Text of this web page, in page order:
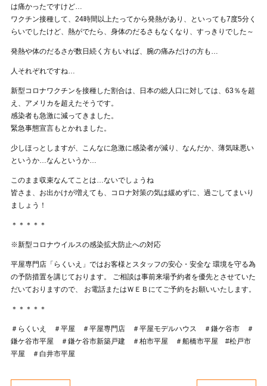
は痛かったですけど…
ワクチン接種して、24時間以上たってから発熱があり、といっても7度5分く
らいでしたけど、熱がでたら、身体のだるさもなくなり、すっきりでした～
発熱や体のだるさが数日続く方もいれば、腕の痛みだけの方も…
人それぞれですね…
新型コロナワクチンを接種した割合は、日本の総人口に対しては、63％を超
え、アメリカを超えたそうです。
感染者も急激に減ってきました。
緊急事態宣言もとかれました。
少しほっとしますが、こんなに急激に感染者が減り、なんだか、薄気味悪い
というか…なんというか…
このまま収束なんてことは…ないでしょうね
皆さま、お出かけが増えても、コロナ対策の気は緩めずに、過ごしてまいり
ましょう！
＊＊＊＊＊
※新型コロナウイルスの感染拡大防止への対応
平屋専門店「らくいえ」ではお客様とスタッフの安心・安全な 環境を守る為
の予防措置を講じております。 ご相談は事前来場予約者を優先とさせていた
だいておりますので、 お電話またはＷＥＢにてご予約をお願いいたします。
＊＊＊＊＊
＃らくいえ ＃平屋 ＃平屋専門店 ＃平屋モデルハウス ＃鎌ケ谷市 ＃
鎌ケ谷市平屋 ＃鎌ケ谷市新築戸建 ＃柏市平屋 ＃船橋市平屋 #松戸市
平屋 ＃白井市平屋